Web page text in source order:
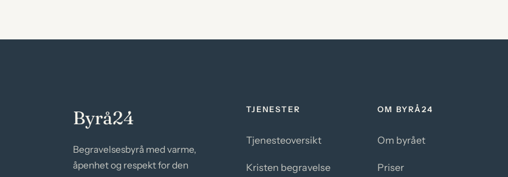
Byrå24
Begravelsesbyrå med varme,
åpenhet og respekt for den
TJENESTER
Tjenesteoversikt
Kristen begravelse
OM BYRÅ24
Om byrået
Priser